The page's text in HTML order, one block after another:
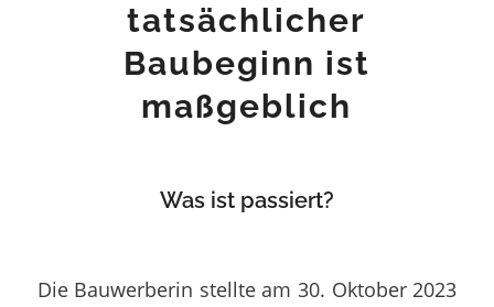
tatsächlicher
Baubeginn ist
maßgeblich
Was ist passiert?
Die Bauwerberin stellte am 30. Oktober 2023